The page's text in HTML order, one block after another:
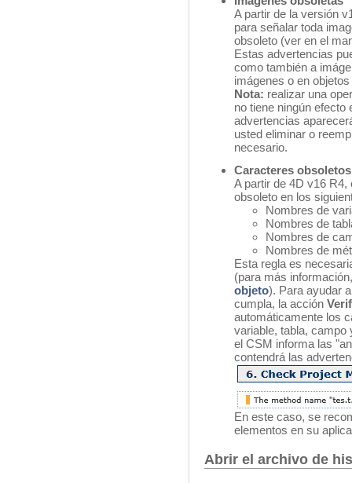
A partir de la versión
para señalar toda
obsoleto (ver en el
Estas advertencias
como también a
imágenes o en
Nota: realizar una
no tiene ningún
advertencias
usted eliminar o
necesario.
Caracteres
A partir de 4D v16
obsoleto en los
Nombres de
Nombres de
Nombres de
Nombres de
Esta regla es
(para más
objeto). Para ayudar
cumpla, la acción
automáticamente los
variable, tabla, campo
el CSM informa las
contendrá las
En este caso, se
elementos en su
Abrir el archivo de